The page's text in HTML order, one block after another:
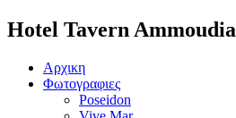
Hotel Tavern Ammoudia
Αρχικη
Φωτογραφιες
Poseidon